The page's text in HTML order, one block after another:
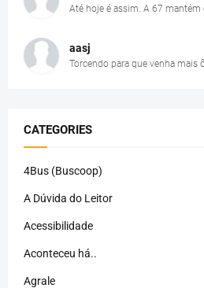
Até hoje é assim. A 67
aasj
Torcendo para que venha mais
CATEGORIES
4Bus (Buscoop)
A Dúvida do Leitor
Acessibilidade
Aconteceu há..
Agrale